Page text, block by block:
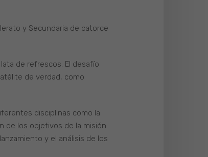
y Secundaria de catorce
de refrescos. El desafío
de verdad, como
disciplinas como la
de los objetivos de la misión
y el análisis de los